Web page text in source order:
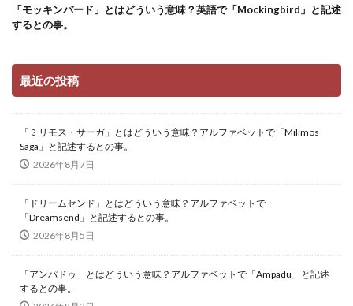
「モッキンバード」とはどういう意味？英語で「Mockingbird」と記述
するとの事。
最近の投稿
「ミリモス・サーガ」とはどういう意味？アルファベットで「Milimos
Saga」と記述するとの事。
2026年8月7日
「ドリームセンド」とはどういう意味？アルファベットで
「Dreamsend」と記述するとの事。
2026年8月5日
「アンパドゥ」とはどういう意味？アルファベットで「Ampadu」と記述
するとの事。